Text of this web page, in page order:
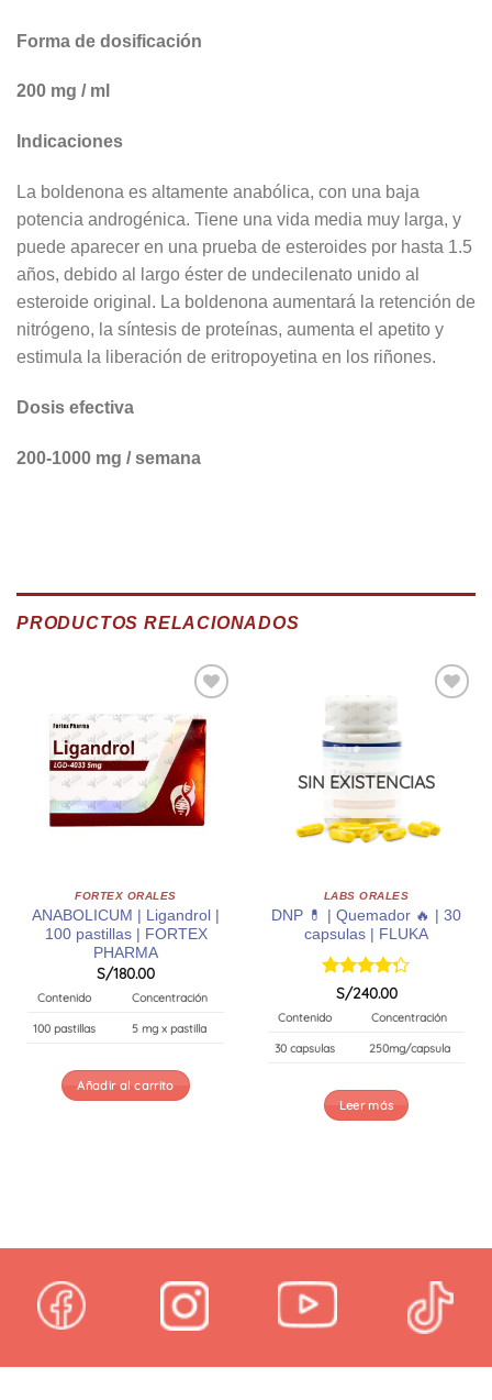
Forma de dosificación
200 mg / ml
Indicaciones
La boldenona es altamente anabólica, con una baja
potencia androgénica. Tiene una vida media muy larga, y
puede aparecer en una prueba de esteroides por hasta 1.5
años, debido al largo éster de undecilenato unido al
esteroide original. La boldenona aumentará la retención de
nitrógeno, la síntesis de proteínas, aumenta el apetito y
estimula la liberación de eritropoyetina en los riñones.
Dosis efectiva
200-1000 mg / semana
PRODUCTOS RELACIONADOS
FORTEX ORALES
ANABOLICUM | Ligandrol |
100 pastillas | FORTEX
PHARMA
S/180.00
Contenido Concentración
100 pastillas 5 mg x pastilla
Añadir al carrito
SIN EXISTENCIAS
LABS ORALES
DNP 💊 | Quemador 🔥 | 30
capsulas | FLUKA
Valorado
con
4.29
de 5
S/240.00
Contenido Concentración
30 capsulas 250mg/capsula
Leer más